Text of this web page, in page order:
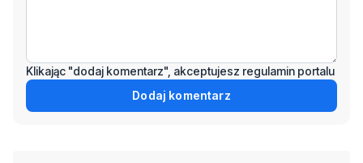
Klikając "dodaj komentarz", akceptujesz regulamin portalu
Dodaj komentarz